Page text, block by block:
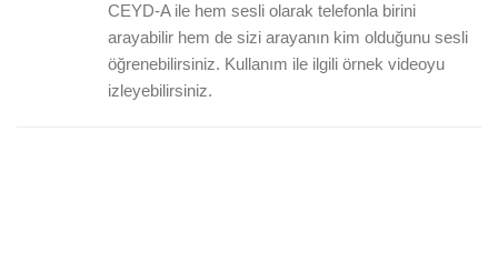
CEYD-A ile hem sesli olarak telefonla birini
arayabilir hem de sizi arayanın kim olduğunu sesli
öğrenebilirsiniz. Kullanım ile ilgili örnek videoyu
izleyebilirsiniz.